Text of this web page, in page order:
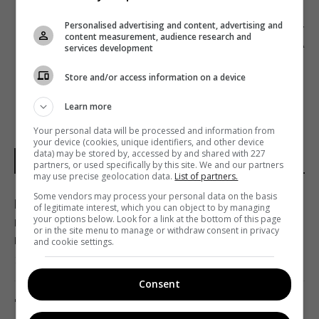
ПРОДАЖИ ТЕЛЕПРАВ В ПОЛЬЗУ
СОБСТВЕННОГО ОТТ-СЕРВИСА
НОВОСТИ УКРАИНЫ
Пессимизм вернулся в Украину: аналитик
предостерег от ошибочного взгляда на
войну
18:43 суббота, 08 августа 2026
"Молимся, когда везем пациента": медики
Personalised advertising and content, advertising and
content measurement, audience research and
services development
Store and/or access information on a device
Learn more
Your personal data will be processed and information from
your device (cookies, unique identifiers, and other device
data) may be stored by, accessed by and shared with 227
partners, or used specifically by this site. We and our partners
may use precise geolocation data. List of partners.
Some vendors may process your personal data on the basis
of legitimate interest, which you can object to by managing
your options below. Look for a link at the bottom of this page
or in the site menu to manage or withdraw consent in privacy
and cookie settings.
Consent